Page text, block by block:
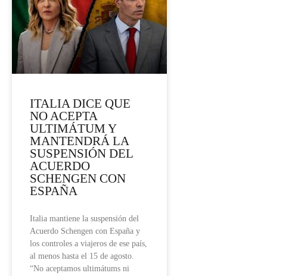
ITALIA DICE QUE
NO ACEPTA
ULTIMÁTUM Y
MANTENDRÁ LA
SUSPENSIÓN DEL
ACUERDO
SCHENGEN CON
ESPAÑA
Italia mantiene la suspensión del
Acuerdo Schengen con España y
los controles a viajeros de ese país,
al menos hasta el 15 de agosto.
“No aceptamos ultimátums ni